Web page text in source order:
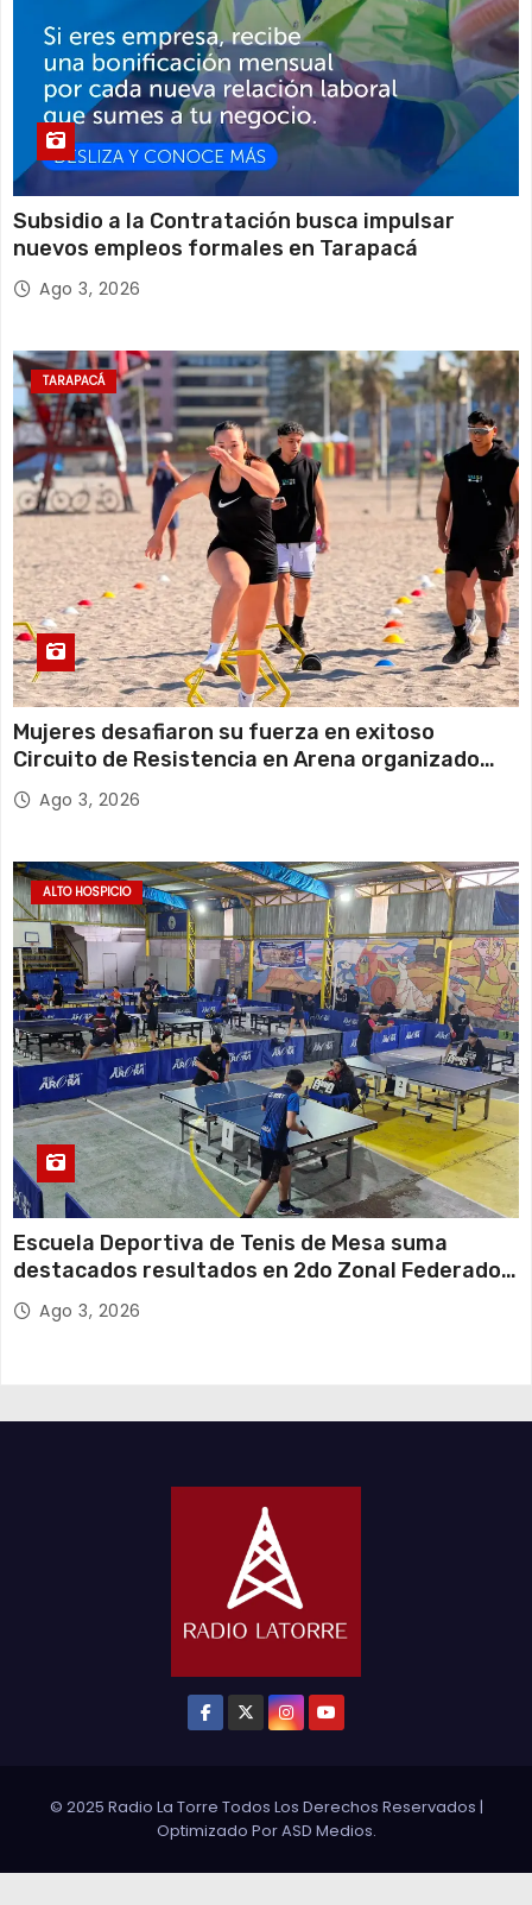
Subsidio a la Contratación busca impulsar
nuevos empleos formales en Tarapacá
Ago 3, 2026
TARAPACÁ
Mujeres desafiaron su fuerza en exitoso
Circuito de Resistencia en Arena organizado
por Val’d Gym
Ago 3, 2026
ALTO HOSPICIO
Escuela Deportiva de Tenis de Mesa suma
destacados resultados en 2do Zonal Federado
NorteAgo 3, 2026
© 2025 Radio La Torre Todos Los Derechos Reservados |
Optimizado PorASD Medios.